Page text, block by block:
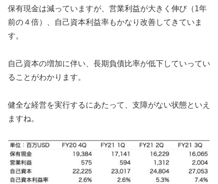
保有現金は減っていますが、営業利益が大きく伸び（1年
前の４倍）、自己資本利益率もかなり改善してきていま
す。
自己資本の増加に伴い、長期負債比率が低下していってい
ることがわかります。
健全な経営を実行するにあたって、支障がない状態といえ
ますね。